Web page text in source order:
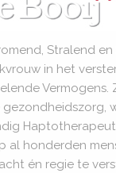
Stralend en
in het
Vermogens.
gezondheidszorg,
al honderden
én regie te